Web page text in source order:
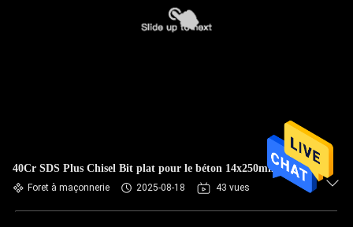
40Cr SDS Plus Chisel Bit plat pour le béton 14x250mm
Foret à maçonnerie 2025-08-18 43 vues